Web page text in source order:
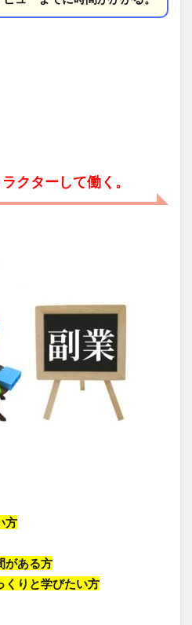
クターして働く。
方
がある方
くりと学びたい方